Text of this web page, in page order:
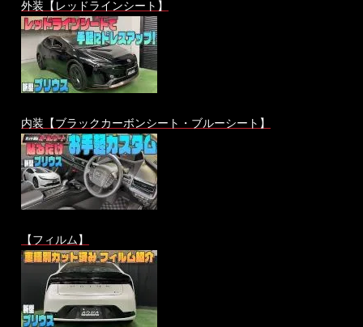
外装【レッドラインシート】
内装【ブラックカーボンシート・ブルーシート】
【フィルム】